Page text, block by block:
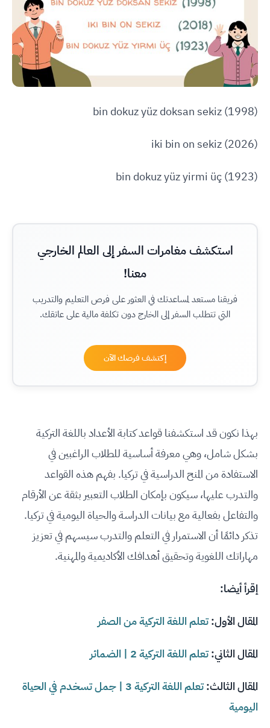
(1998) bin dokuz yüz doksan sekiz
(2026) iki bin on sekiz
(1923) bin dokuz yüz yirmi üç
استكشف مغامرات السفر إلى العالم الخارجي
معنا!
فريقنا مستعد لمساعدتك في العثور على فرص التعليم والتدريب
التي تتطلب السفر إلى الخارج دون تكلفة مالية على عاتقك.
إكتشف فرصك الآن
بهذا نكون قد استكشفنا قواعد كتابة الأعداد باللغة التركية
بشكل شامل، وهي معرفة أساسية للطلاب الراغبين في
الاستفادة من المنح الدراسية في تركيا. بفهم هذه القواعد
والتدرب عليها، سيكون بإمكان الطلاب التعبير بثقة عن الأرقام
والتفاعل بفعالية مع بيانات الدراسة والحياة اليومية في تركيا.
تذكر دائمًا أن الاستمرار في التعلم والتدرب سيسهم في تعزيز
مهاراتك اللغوية وتحقيق أهدافك الأكاديمية والمهنية.
إقرأ أيضا:
المقال الأول:تعلم اللغة التركية من الصفر
المقال الثاني:تعلم اللغة التركية 2 | الضمائر
المقال الثالث:
تعلم اللغة التركية 3 | جمل تسخدم في الحياة
اليومية